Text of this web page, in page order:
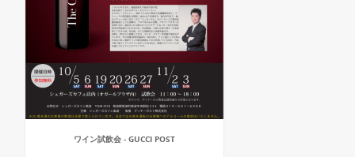
ワイン試飲会 - GUCCI POST